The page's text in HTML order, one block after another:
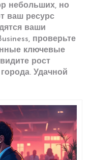
небольших, но
ваш ресурс
ваши
проверьте
ключевые
рост
Удачной